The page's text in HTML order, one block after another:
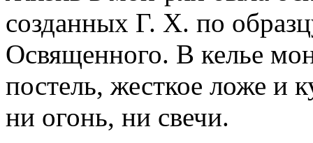
созданных Г. Х. по
Освященного. В келье
постель, жесткое ложе и
ни огонь, ни свечи.